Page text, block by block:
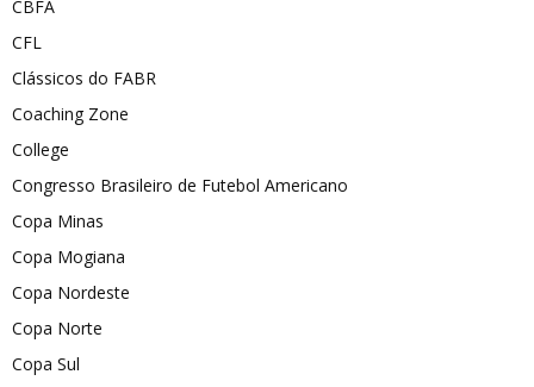
CBFA
CFL
Clássicos do FABR
Coaching Zone
College
Congresso Brasileiro de Futebol Americano
Copa Minas
Copa Mogiana
Copa Nordeste
Copa Norte
Copa Sul